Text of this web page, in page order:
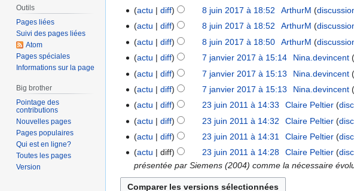
d
e
s
m
d
i
f
i
c
t
i
o
r
é
s
u
é
d
e
s
m
d
i
f
actu
diff 8 juin 2017 à 18:52 ArthurM
actu
diff 8 juin 2017 à 18:52 ArthurM
actu
diff 8 juin 2017 à 18:50 ArthurM
A
c
u
n
r
é
u
m
é
0
actu diff 7 janvier 2017 à 15:14 Nina.devincent
A
c
u
n
r
é
s
u
m
actu diff 7 janvier 2017 à 15:13 Nina.devincent
A
c
u
n
r
é
s
actu diff 7 janvier 2017 à 15:13 Nina.devincent
A
c
u
n
r
é
actu diff 23 juin 2011 à 14:33 Claire Peltier
A
c
u
n
r
actu diff 23 juin 2011 à 14:32 Claire Peltier
A
c
u
n
actu diff 23 juin 2011 à 14:31 Claire Peltier
A
u
c
u
actu diff 23 juin 2011 à 14:28 Claire Peltier
présentée par Siemens (2004) comme la nécessaire
Outils
Pages liées
Suivi des pages liées
Atom
Pages spéciales
Informations sur la page
Big brother
Pointage des
contributions
Nouvelles pages
Pages populaires
Qui est en ligne?
Toutes les pages
Version